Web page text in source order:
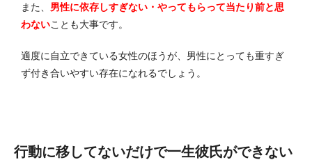
また、 男性に依存しすぎない・やってもらって当たり前と思
わないことも大事です。
適度に自立できている女性のほうが、男性にとっても重すぎ
ず付き合いやすい存在になれるでしょう。
行動に移してないだけで一生彼氏ができない